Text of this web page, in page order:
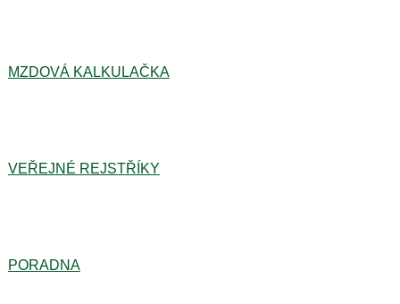
MZDOVÁ KALKULAČKA
VEŘEJNÉ REJSTŘÍKY
PORADNA